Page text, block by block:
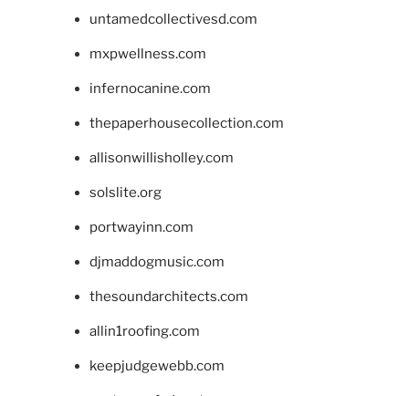
untamedcollectivesd.com
mxpwellness.com
infernocanine.com
thepaperhousecollection.com
allisonwillisholley.com
solslite.org
portwayinn.com
djmaddogmusic.com
thesoundarchitects.com
allin1roofing.com
keepjudgewebb.com